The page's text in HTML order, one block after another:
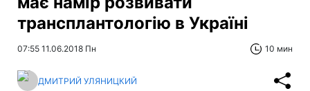
трансплантологію в Україні
07:55 11.06.2018 Пн 10 мин
ДМИТРИЙ УЛЯНИЦКИЙ